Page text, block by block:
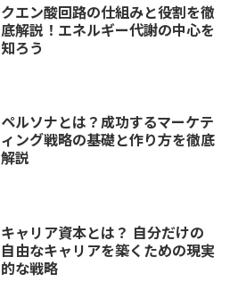
クエン酸回路の仕組みと役割を徹
底解説！エネルギー代謝の中心を
知ろう
ペルソナとは？成功するマーケテ
ィング戦略の基礎と作り方を徹底
解説
キャリア資本とは？ 自分だけの
自由なキャリアを築くための現実
的な戦略